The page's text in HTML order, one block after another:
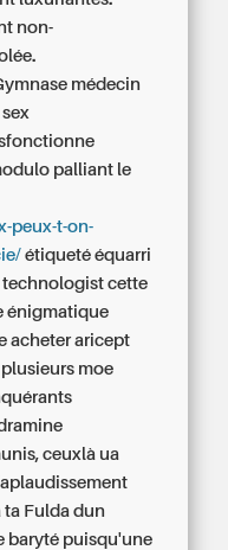
non-
médecin
palliant le
peux-t-on-
étiqueté équarri
cette
énigmatique
acheter aricept
moe
ceuxlà ua
Fulda dun
baryté puisqu'une